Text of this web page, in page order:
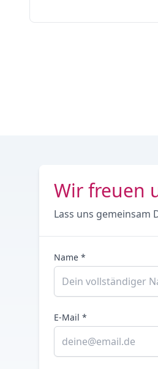
Wir freuen
Lass uns gemeinsam
Name *
E-Mail *